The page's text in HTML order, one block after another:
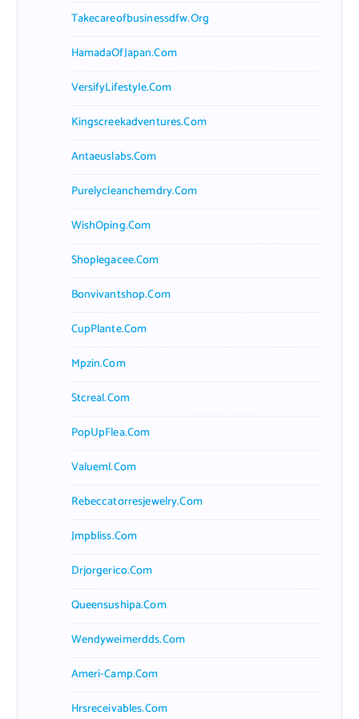
Takecareofbusinessdfw.org
HamadaOfJapan.com
VersifyLifestyle.com
Kingscreekadventures.com
Antaeuslabs.com
Purelycleanchemdry.com
WishOping.com
Shoplegacee.com
Bonvivantshop.com
CupPlante.com
Mpzin.com
Stcreal.com
PopUpFlea.com
Valueml.com
Rebeccatorresjewelry.com
Jmpbliss.com
Drjorgerico.com
Queensushipa.com
Wendyweimerdds.com
Ameri-Camp.com
Hrsreceivables.com